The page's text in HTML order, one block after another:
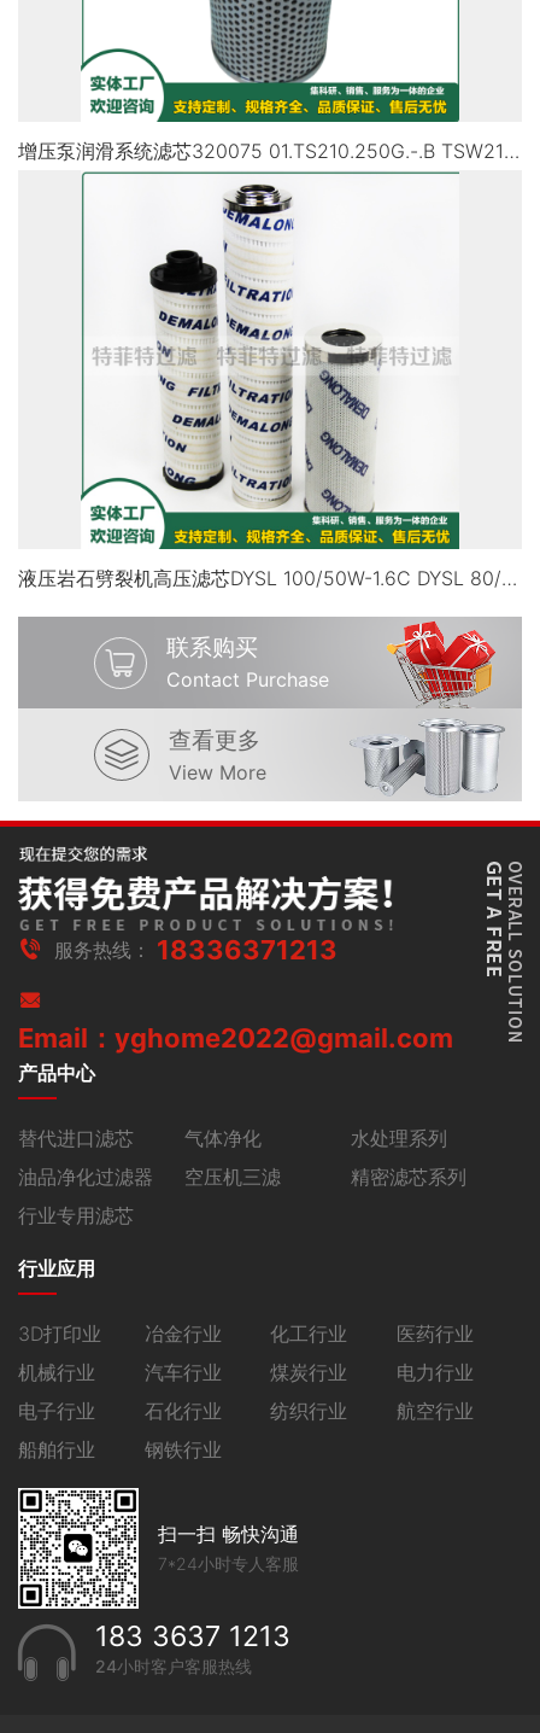
增压泵润滑系统滤芯320075 01.TS210.250G.-.B TSW210.250G
液压岩石劈裂机高压滤芯DYSL 100/50W-1.6С DYSL 80/50W-1.6C DYSL-100/50W2-1.6C
联系购买
Contact Purchase
查看更多
View More
服务热线： 18336371213
Email：yghome2022@gmail.com
产品中心
替代进口滤芯 气体净化
水处理系列
油品净化过滤器
空压机三滤
精密滤芯系列
行业专用滤芯
行业应用
3D打印业 冶金行业 化工行业
医药行业
机械行业
汽车行业 煤炭行业
电力行业
电子行业
石化行业 纺织行业
航空行业
船舶行业
钢铁行业
扫一扫 畅快沟通
7*24小时专人客服
183 3637 1213
24小时客户客服热线